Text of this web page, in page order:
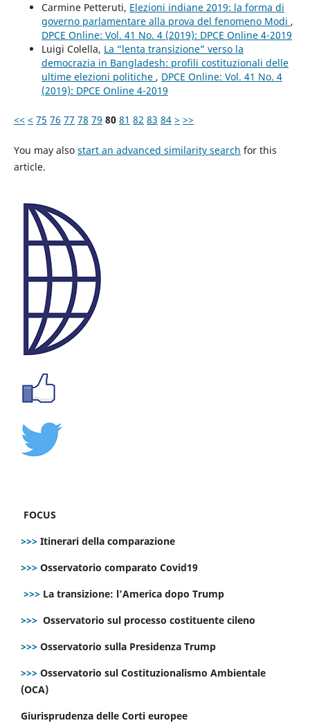
Carmine Petteruti, Elezioni indiane 2019: la forma di
governo parlamentare alla prova del fenomeno Modi ,
DPCE Online: Vol. 41 No. 4 (2019): DPCE Online 4-2019
Luigi Colella, La “lenta transizione” verso la
democrazia in Bangladesh: profili costituzionali delle
ultime elezioni politiche , DPCE Online: Vol. 41 No. 4
(2019): DPCE Online 4-2019
<< < 75 76 77 78 79 80 81 82 83 84 > >>
You may also start an advanced similarity search for this
article.
FOCUS
>>> Itinerari della comparazione
>>> Osservatorio comparato Covid19
>>> La transizione: l’America dopo Trump
>>> Osservatorio sul processo costituente cileno
>>> Osservatorio sulla Presidenza Trump
>>> Osservatorio sul Costituzionalismo Ambientale
(OCA)
Giurisprudenza delle Corti europee